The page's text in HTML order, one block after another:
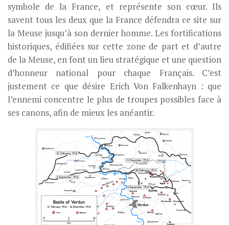
symbole de la France, et représente son cœur. Ils
savent tous les deux que la France défendra ce site sur
la Meuse jusqu’à son dernier homme. Les fortifications
historiques, édifiées sur cette zone de part et d’autre
de la Meuse, en font un lieu stratégique et une question
d’honneur national pour chaque Français. C’est
justement ce que désire Erich Von Falkenhayn : que
l’ennemi concentre le plus de troupes possibles face à
ses canons, afin de mieux les anéantir.